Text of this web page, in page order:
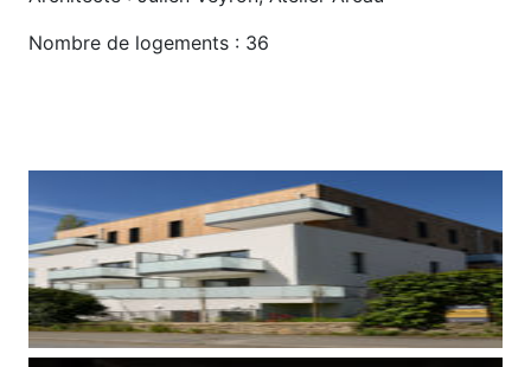
Nombre de logements : 36